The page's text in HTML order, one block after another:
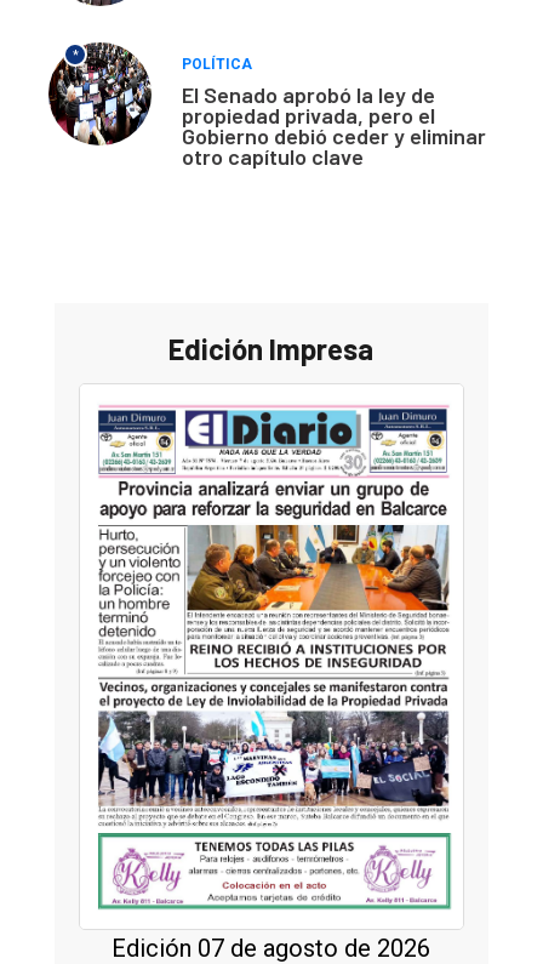
*
POLÍTICA
El Senado aprobó la ley de
propiedad privada, pero el
Gobierno debió ceder y eliminar
otro capítulo clave
Edición Impresa
Edición 07 de agosto de 2026